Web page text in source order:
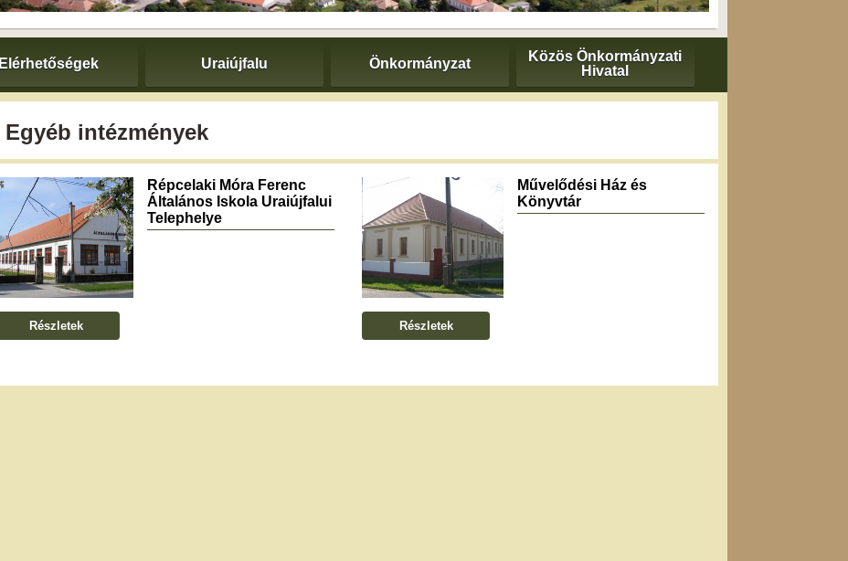
Elérhetőségek Uraiújfalu Önkormányzat
Közös Önkormányzati
Hivatal
Egyéb intézmények
Répcelaki Móra Ferenc
Általános Iskola Uraiújfalui
Telephelye
Részletek
Művelődési Ház és
Könyvtár
Részletek